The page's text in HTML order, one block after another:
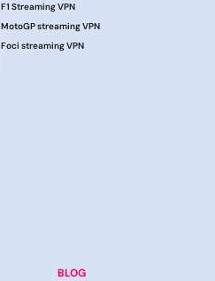
F1 Streaming VPN
MotoGP streaming VPN
Foci streaming VPN
BLOG